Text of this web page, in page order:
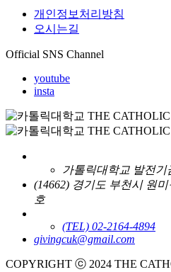
개인정보처리방침
오시는길
Official SNS Channel
youtube
insta
가톨릭대학교 발전기
(14662) 경기도 부천시 원
호
(TEL) 02-2164-4894
givingcuk@gmail.com
COPYRIGHT ⓒ 2024 THE